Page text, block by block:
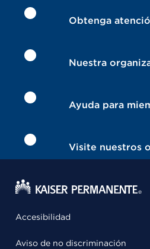
Obtenga
Nuestra
Ayuda para
Visite nuestros
Accesibilidad
Aviso de no discriminación